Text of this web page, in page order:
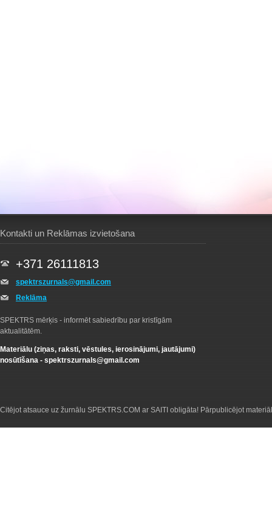
Kontakti un Reklāmas izvietošana
+371 26111813
spektrszurnals@gmail.com
Reklāma
SPEKTRS mērķis - informēt sabiedrību par kristīgām
aktualitātēm.
Materiālu (ziņas, raksti, vēstules, ierosinājumi, jautājumi)
nosūtīšana - spektrszurnals@gmail.com
Citējot atsauce uz žurnālu SPEKTRS.COM ar SAITI obligāta! Pārpublicējot